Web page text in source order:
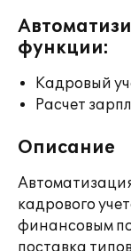
функции:
Кадровый
Расчет
Описание
кадрового
финансовым
поставка